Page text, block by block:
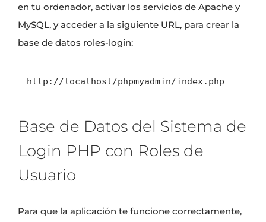
en tu ordenador, activar los servicios de Apache y
MySQL, y acceder a la siguiente URL, para crear la
base de datos roles-login:
http://localhost/phpmyadmin/index.php
Base de Datos del Sistema de
Login PHP con Roles de
Usuario
Para que la aplicación te funcione correctamente,